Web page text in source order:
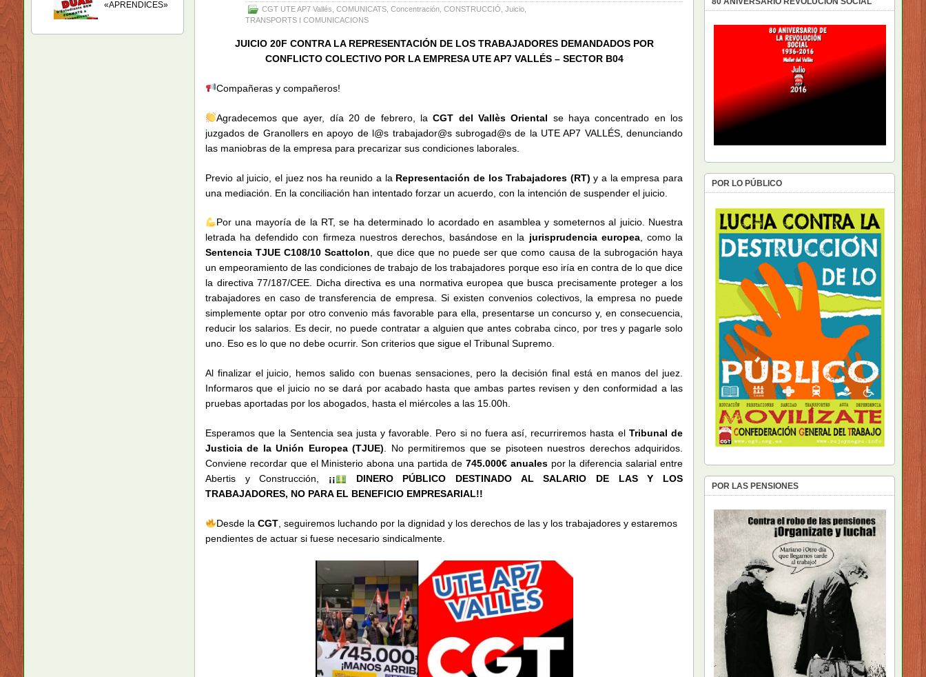
CGT UTE AP7 Vallés COMUNICATS Concentración CONSTRUCCIÓ Juicio
TRANSPORTS I COMUNICACIONS
JUICIO 20F CONTRA LA REPRESENTACIÓN DE LOS TRABAJADORES DEMANDADOS POR
CONFLICTO COLECTIVO POR LA EMPRESA UTE AP7 VALLÉS – SECTOR B04
Compañeras y compañeros! ​ ​ ​
Agradecemos que ayer, día 20 de febrero, laCGT del Vallès Oriental se haya concentrado en los
juzgados de Granollers en apoyo de l@s trabajador@s subrogad@s de la UTE AP7 VALLÉS, denunciando
las maniobras de la empresa para precarizar sus condiciones laborales.
Previo al juicio, el juez nos ha reunido a la Representación de los Trabajadores (RT) y a la empresa para
una mediación. En la conciliación han intentado forzar un acuerdo, con la intención de suspender el juicio.
Por una mayoría de la RT, se ha determinado lo acordado en asamblea y someternos al juicio. Nuestra
letrada ha defendido con firmeza nuestros derechos, basándose en la jurisprudencia europea, como la
Sentencia TJUE C108/10 Scattolon, que dice que no puede ser que como causa de la subrogación haya
un empeoramiento de las condiciones de trabajo de los trabajadores porque eso iría en contra de lo que dice
la directiva 77/187/CEE. Dicha directiva es una normativa europea que busca precisamente proteger a los
trabajadores en caso de transferencia de empresa. Si existen convenios colectivos, la empresa no puede
simplemente optar por otro convenio más favorable para ella, presentarse un concurso y, en consecuencia,
reducir los salarios. Es decir, no puede contratar a alguien que antes cobraba cinco, por tres y pagarle solo
uno. Eso es lo que no debe ocurrir. Son criterios que sigue el Tribunal Supremo.
Al finalizar el juicio, hemos salido con buenas sensaciones, pero la decisión final está en manos del juez.
Informaros que el juicio no se dará por acabado hasta que ambas partes revisen y den conformidad a las
pruebas aportadas por los abogados, hasta el miércoles a las 15.00h.
Esperamos que la Sentencia sea justa y favorable. Pero si no fuera así, recurriremos hasta el Tribunal de
Justicia de la Unión Europea (TJUE). No permitiremos que se pisoteen nuestros derechos adquiridos.
Conviene recordar que el Ministerio abona una partida de 745.000€ anualespor la diferencia salarial entre
Abertis y Construcción, ¡¡
DINERO PÚBLICO DESTINADO AL SALARIO DE LAS Y LOS
TRABAJADORES, NO PARA EL BENEFICIO EMPRESARIAL!!
Desde la CGT, seguiremos luchando por la dignidad y los derechos de las y los trabajadores y estaremos
pendientes de actuar si fuese necesario sindicalmente.
«APRENDICES»
POR LO PÚBLICO
POR LAS PENSIONES